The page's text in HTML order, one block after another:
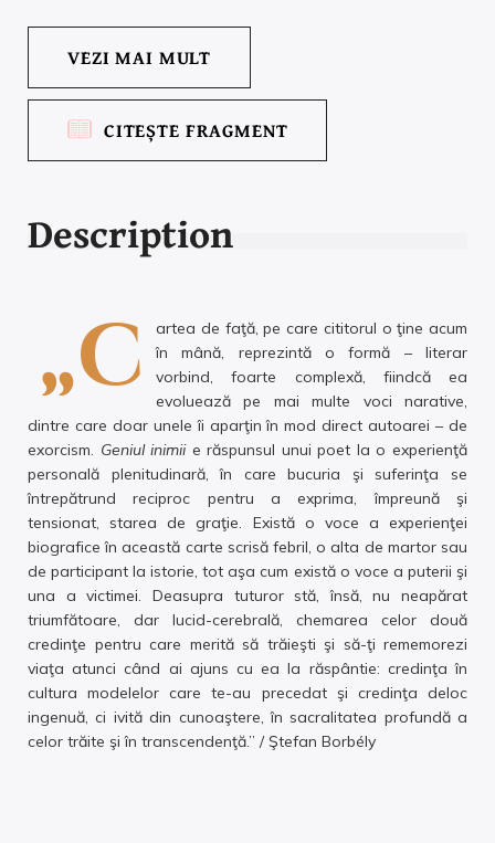
VEZI MAI MULT
CITEȘTE FRAGMENT
Description
„C
artea de faţă, pe care cititorul o ţine acum
în mână, reprezintă o formă – literar
vorbind, foarte complexă, fiindcă ea
evoluează pe mai multe voci narative,
dintre care doar unele îi aparţin în mod direct autoarei – de
exorcism. Geniul inimiie răspunsul unui poet la o experienţă
personală plenitudinară, în care bucuria şi suferinţa se
întrepătrund reciproc pentru a exprima, împreună şi
tensionat, starea de graţie. Există o voce a experienţei
biografice în această carte scrisă febril, o alta de martor sau
de participant la istorie, tot aşa cum există o voce a puterii şi
una a victimei. Deasupra tuturor stă, însă, nu neapărat
triumfătoare, dar lucid-cerebrală, chemarea celor două
credinţe pentru care merită să trăieşti şi să-ţi rememorezi
viaţa atunci când ai ajuns cu ea la răspântie: credinţa în
cultura modelelor care te-au precedat şi credinţa deloc
ingenuă, ci ivită din cunoaştere, în sacralitatea profundă a
celor trăite şi în transcendenţă.” / Ştefan Borbély